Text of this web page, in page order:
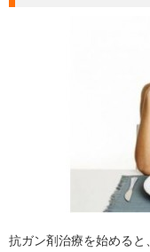
抗ガン剤治療を始めると